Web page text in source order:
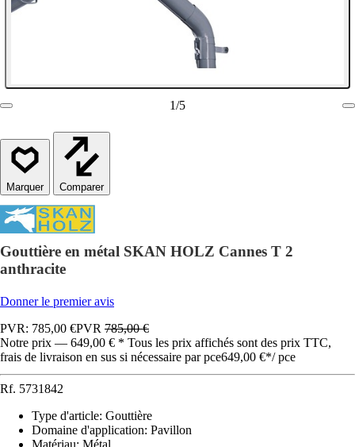
1/5
Comparer
Gouttière en métal SKAN HOLZ Cannes T 2
anthracite
Donner le premier avis
PVR: 785,00 €PVR 785,00 €
Notre prix — 649,00 € * Tous les prix affichés sont des prix TTC,
frais de livraison en sus si nécessaire par pce649,00 €*/ pce
Rf. 5731842
Type d'article: Gouttière
Domaine d'application: Pavillon
Matériau: Métal